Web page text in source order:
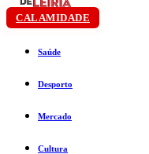
CALAMIDADE
Saúde
Desporto
Mercado
Cultura